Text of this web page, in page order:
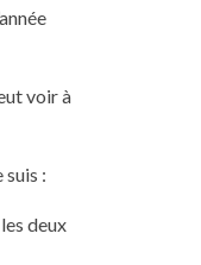
voir à
:
deux